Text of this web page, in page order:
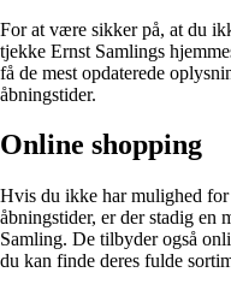
For at være sikker på, at du
tjekke Ernst Samlings
få de mest opdaterede
åbningstider.
Online shopping
Hvis du ikke har mulighed for
åbningstider, er der stadig en
Samling. De tilbyder også
du kan finde deres fulde